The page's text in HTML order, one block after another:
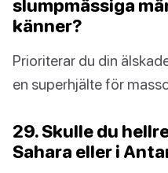
slumpmässiga
känner?
Prioriterar du din
en superhjälte för
29. Skulle du
Sahara eller i